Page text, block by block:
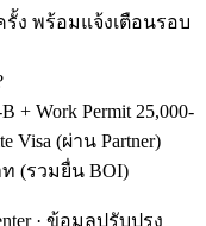
รั้ง พร้อมแจ้งเตือนรอบ
+ Work Permit 25,000-
Visa (ผ่าน Partner)
ท (รวมยื่น BOI)
· ข้อมูลปรับปรุง